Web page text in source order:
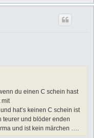
du einen C schein hast
mit
hat’s keinen C schein ist
teurer und blöder enden
und ist kein märchen ….